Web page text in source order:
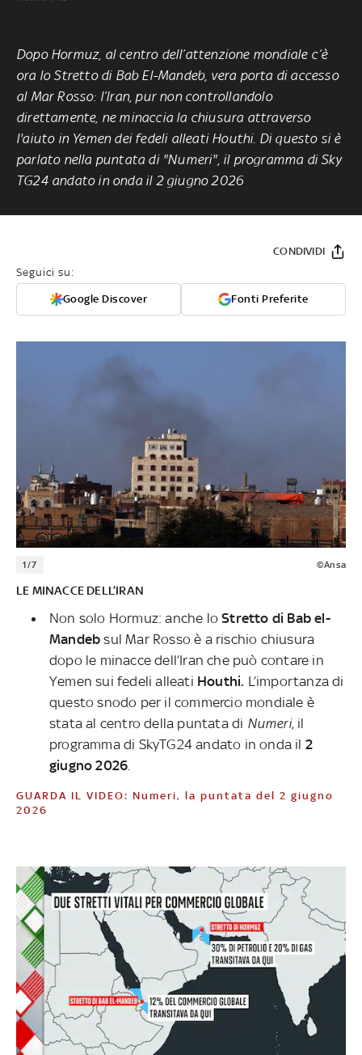
Dopo Hormuz, al centro dell’attenzione mondiale c’è
ora lo Stretto di Bab El-Mandeb, vera porta di accesso
al Mar Rosso: l’Iran, pur non controllandolo
direttamente, ne minaccia la chiusura attraverso
l'aiuto in Yemen dei fedeli alleati Houthi. Di questo si è
parlato nella puntata di "Numeri", il programma di Sky
TG24 andato in onda il 2 giugno 2026
Seguici su:
Google Discover Fonti Preferite
CONDIVIDI
1/7 ©Ansa
LE MINACCE DELL’IRAN
Non solo Hormuz: anche loStretto di Bab el-
Mandeb sul Mar Rosso è a rischio chiusura
dopo le minacce dell’Iran che può contare in
Yemen sui fedeli alleati Houthi. L’importanza di
questo snodo per il commercio mondiale è
stata al centro della puntata di Numeri, il
programma di SkyTG24 andato in onda il 2
giugno 2026
GUARDA IL VIDEO: Numeri, la puntata del 2 giugno
2026